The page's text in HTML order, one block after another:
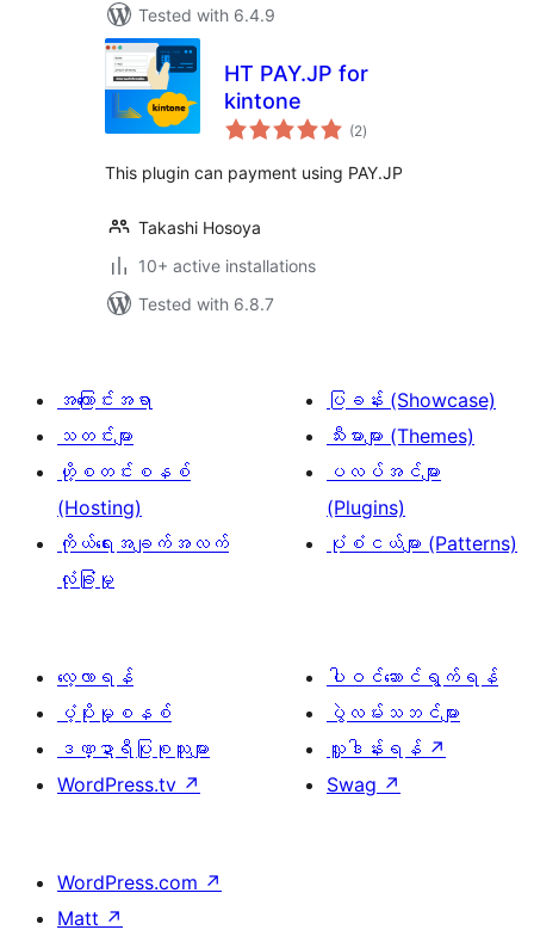
Tested with 6.4.9
HT PAY.JP for
kintone
(2total
ratings
)
This plugin can payment using PAY.JP
Takashi Hosoya
10+ active installations
Tested with 6.8.7
အကြောင်းအရာ
သတင်းများ
ဟို့စတင်းစနစ်
(Hosting)
ကိုယ်ရေးအချက်အလက်
လုံခြုံမှု
ပြခန်း (Showcase)
သီးမားများ (Themes)
ပလပ်အင်များ
(Plugins)
ပုံစံငယ်များ (Patterns)
လေ့လာရန်
ပံ့ပိုးမှုစနစ်
ဒဏ္ဍာရီပြုစုသူများ
WordPress.tv ↗
ပါဝင်ဆောင်ရွက်ရန်
ပွဲလမ်းသဘင်များ
လှူဒါန်းရန် ↗
Swag ↗
WordPress.com ↗
Matt ↗